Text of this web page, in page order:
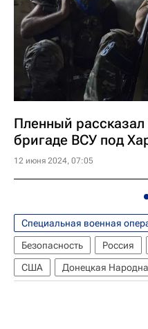
Пленный
бригаде ВСУ под
12 июня 2024, 07:05
Специальная военная
Безопасность
Россия
США
Донецкая